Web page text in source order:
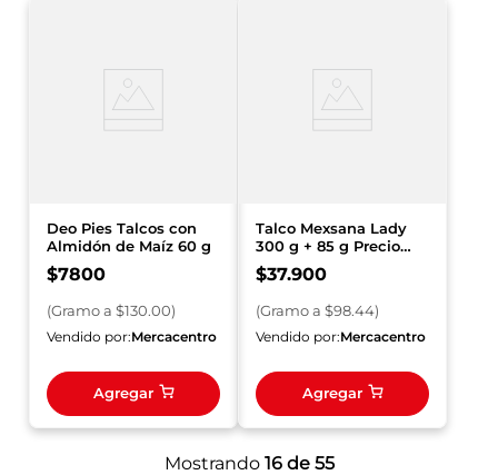
Deo Pies Talcos con
Almidón de Maíz 60 g
$7800
(Gramoa $130.00)
Vendido por:Mercacentro
Agregar
Talco Mexsana Lady
300 g + 85 g Precio
Especial
$37.900
(Gramoa $98.44)
Vendido por:Mercacentro
Agregar
Mostrando 16 de 55